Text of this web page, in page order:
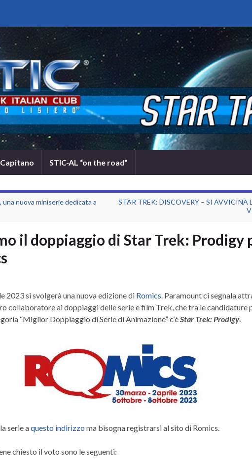
STIC-AL “on the road”
una nuova miniserie dedicata a
STAR TREK: DISCOVERY – SI AVVICINA
il doppiaggio di Star Trek: Prodigy
2023 si svolgerà una nuova edizione di Romics. Paramount ci segnala
collaboratore ai doppiaggi delle serie e film Trek, che tra le candidature
“Miglior Doppiaggio di Serie di Animazione” c’èStar Trek: Prodigy.
serie aquesto indirizzo ma bisogna registrarsi al sito di Romics.
chiesto il voto sono le seguenti: